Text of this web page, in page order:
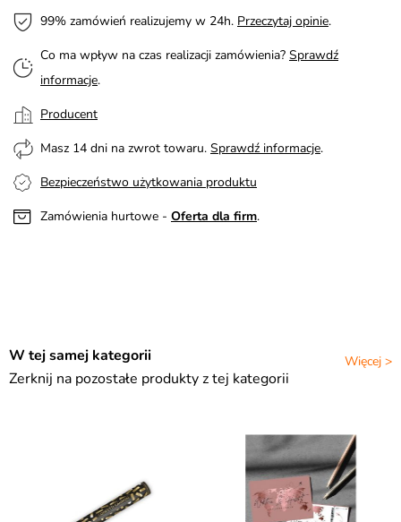
99% zamówień realizujemy w 24h. Przeczytaj opinie.
Co ma wpływ na czas realizacji zamówienia? Sprawdź
informacje.
Producent
Masz 14 dni na zwrot towaru. Sprawdź informacje.
Bezpieczeństwo użytkowania produktu
Zamówienia hurtowe - Oferta dla firm.
Więcej >
W tej samej kategorii
Zerknij na pozostałe produkty z tej kategorii